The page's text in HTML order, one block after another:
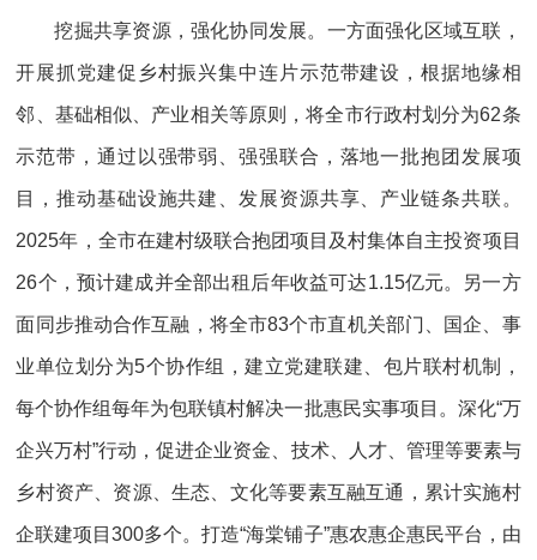
挖掘共享资源，强化协同发展。一方面强化区域互联，
开展抓党建促乡村振兴集中连片示范带建设，根据地缘相
邻、基础相似、产业相关等原则，将全市行政村划分为62条
示范带，通过以强带弱、强强联合，落地一批抱团发展项
目，推动基础设施共建、发展资源共享、产业链条共联。
2025年，全市在建村级联合抱团项目及村集体自主投资项目
26个，预计建成并全部出租后年收益可达1.15亿元。另一方
面同步推动合作互融，将全市83个市直机关部门、国企、事
业单位划分为5个协作组，建立党建联建、包片联村机制，
每个协作组每年为包联镇村解决一批惠民实事项目。深化“万
企兴万村”行动，促进企业资金、技术、人才、管理等要素与
乡村资产、资源、生态、文化等要素互融互通，累计实施村
企联建项目300多个。打造“海棠铺子”惠农惠企惠民平台，由